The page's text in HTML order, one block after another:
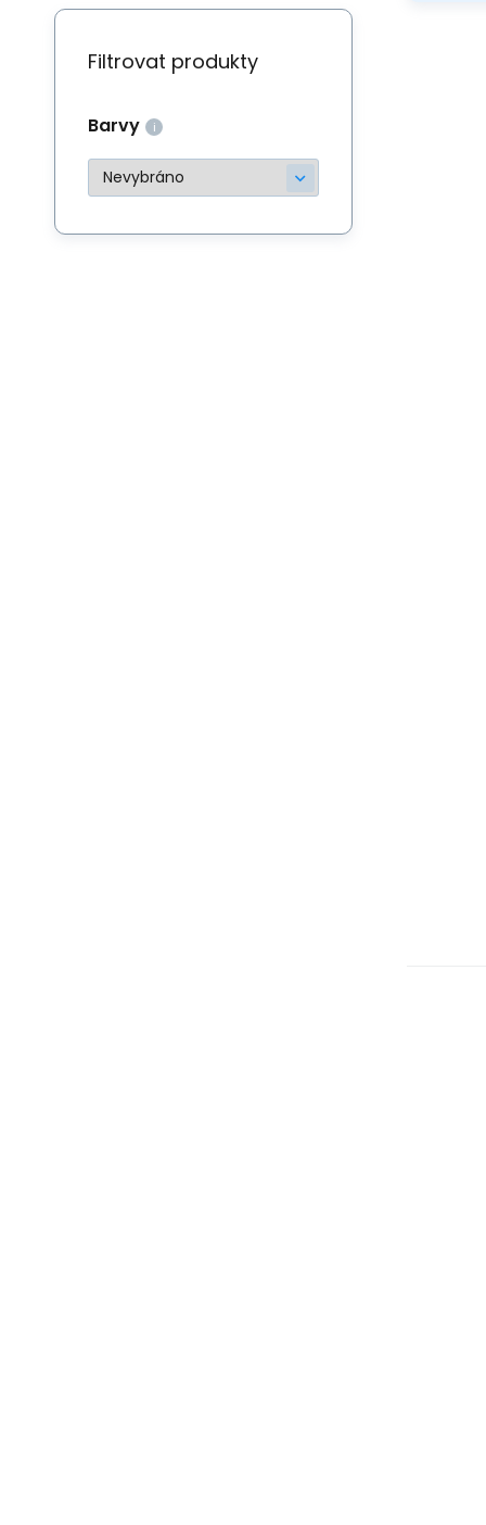
Filtrovat produkty
Barvy